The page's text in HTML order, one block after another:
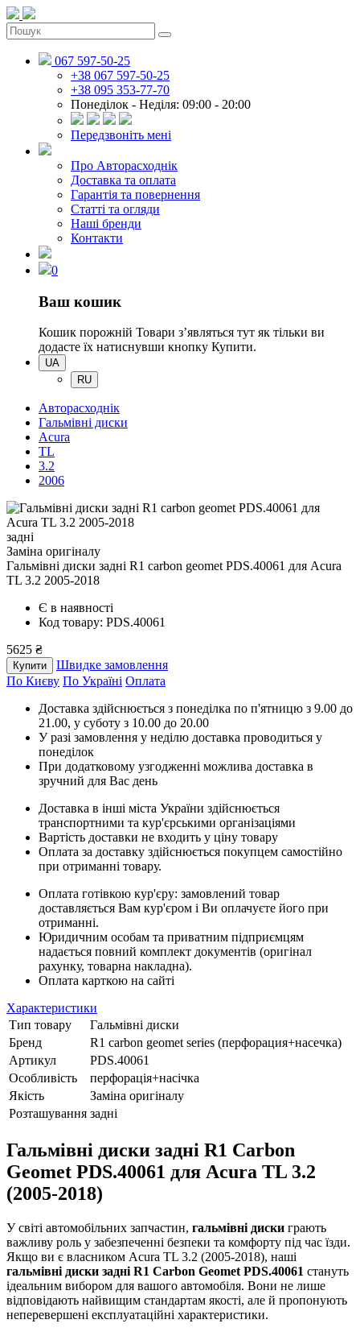
067 597-50-25
+38 067 597-50-25
+38 095 353-77-70
Понеділок - Неділя: 09:00 - 20:00
Передзвоніть мені
Про Авторасходнік
Доставка та оплата
Гарантія та повернення
Статті та огляди
Наші бренди
Контакти
0
Ваш кошик
Кошик порожній Товари зʼявляться тут як тільки ви
додасте їх натиснувши кнопку Купити.
UA
RU
Авторасходнік
Гальмівні диски
Acura
TL
3.2
2006
задні
Заміна оригіналу
Гальмівні диски задні R1 carbon geomet PDS.40061 для Acura
TL 3.2 2005-2018
Є в наявності
Код товару: PDS.40061
5625 ₴
Купити
Швидке замовлення
По Києву По Україні Оплата
Доставка здійснюється з понеділка по п'ятницю з 9.00 до
21.00, у суботу з 10.00 до 20.00
У разі замовлення у неділю доставка проводиться у
понеділок
При додатковому узгодженні можлива доставка в
зручний для Вас день
Доставка в інші міста України здійснюється
транспортними та кур'єрськими організаціями
Вартість доставки не входить у ціну товару
Оплата за доставку здійснюється покупцем самостійно
при отриманні товару.
Оплата готівкою кур'єру: замовлений товар
доставляється Вам кур'єром і Ви оплачуєте його при
отриманні.
Юридичним особам та приватним підприємцям
надається повний комплект документів (оригінал
рахунку, товарна накладна).
Оплата карткою на сайті
Характеристики
Тип товару
Гальмівні диски
Бренд
R1 carbon geomet series (перфорация+насечка)
Артикул
PDS.40061
Особливість
перфорація+насічка
Якість
Заміна оригіналу
Розташування задні
Гальмівні диски задні R1 Carbon
Geomet PDS.40061 для Acura TL 3.2
(2005-2018)
У світі автомобільних запчастин, гальмівні диски грають
важливу роль у забезпеченні безпеки та комфорту під час їзди.
Якщо ви є власником Acura TL 3.2 (2005-2018), наші
гальмівні диски задні R1 Carbon Geomet PDS.40061 стануть
ідеальним вибором для вашого автомобіля. Вони не лише
відповідають найвищим стандартам якості, але й пропонують
неперевершені експлуатаційні характеристики.